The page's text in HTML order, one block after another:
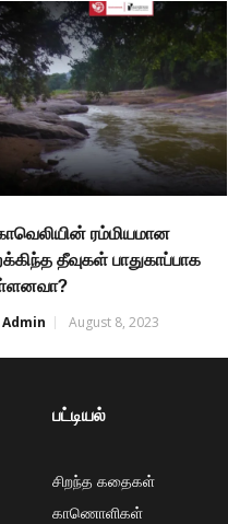
ரம்மியமான
தீவுகள் பாதுகாப்பாக
Admin August 8, 2023
பட்டியல்
சிறந்த கதைகள்
காணொளிகள்